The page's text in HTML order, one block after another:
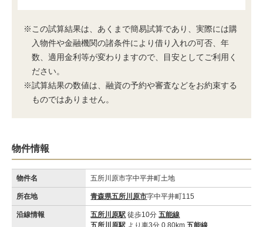
※この試算結果は、あくまで簡易試算であり、実際には購
入物件や金融機関の諸条件により借り入れの可否、年
数、適用金利等が変わりますので、目安としてご利用く
ださい。
※試算結果の数値は、融資の予約や審査などをお約束する
ものではありません。
物件情報
物件名 五所川原市字中平井町土地
所在地 青森県五所川原市字中平井町115
沿線情報 五所川原駅 徒歩10分五能線
五所川原駅 より車3分 0.80km五能線